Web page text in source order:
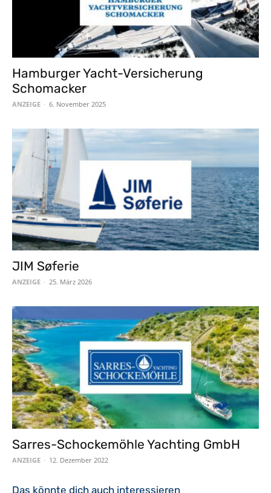
Hamburger Yacht-Versicherung
Schomacker
ANZEIGE - 6. November 2025
JIM Søferie
ANZEIGE - 25. März 2026
Sarres-Schockemöhle Yachting GmbH
ANZEIGE - 12. Dezember 2022
Das könnte dich auch interessieren